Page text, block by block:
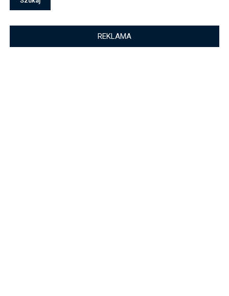
REKLAMA